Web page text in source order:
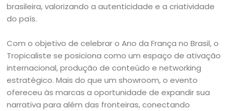
brasileira, valorizando a autenticidade e a criatividade
do país.
Com o objetivo de celebrar o Ano da França no Brasil, o
Tropicaliste se posiciona como um espaço de ativação
internacional, produção de conteúdo e networking
estratégico. Mais do que um showroom, o evento
ofereceu às marcas a oportunidade de expandir sua
narrativa para além das fronteiras, conectando